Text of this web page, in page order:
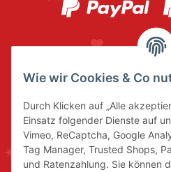
Wie wir Cookies & Co
Durch Klicken auf „Alle
Einsatz folgender Dienste auf
Vimeo, ReCaptcha, Google
Tag Manager, Trusted Shops,
und Ratenzahlung. Sie können